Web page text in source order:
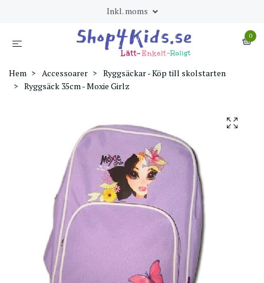
Inkl. moms
0
Hem Accessoarer
Ryggsäckar - Köp till skolstarten
Ryggsäck 35cm - Moxie Girlz